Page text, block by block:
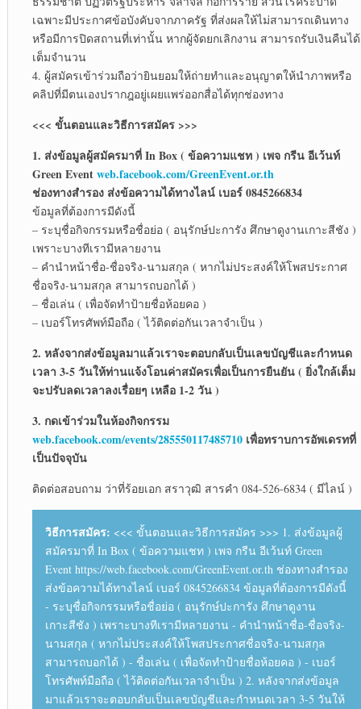
เฉพาะมีประกาศข้อบังคับจากภาครัฐ ที่ส่งผลให้ไม่สามารถเดินทาง
หรือมีการปิดสถานที่เท่านั้น หากผู้จัดยกเลิกงาน สามารถรับเงินคืนได้
เต็มจำนวน
4. ผู้สมัครเข้าร่วมถือว่ายินยอมให้ถ่ายทำและอนุญาตให้นำภาพหรือ
คลิปที่มีตนเองปรากฎอยู่เผยแพร่ออกสื่อได้ทุกช่องทาง
<<< ขั้นตอนและวิธีการสมัคร >>>
1. ส่งข้อมูลผู้สมัครมาที่ In Box ( ข้อความแชท ) เพจ กรีน อีเว้นท์
Green Eventweb.facebook.com/GreenEvent.or.th
ช่องทางสำรอง ส่งข้อความได้ทางไลน์ เบอร์ 0845266834
ข้อมูลที่ต้องการมีดังนี้
– ระบุชื่อกิจกรรมหรือชื่อย่อ ( อนุรักษ์ปะการัง ศึกษาดูงานเกาะสีชัง )
เพราะบางทีเรามีหลายงาน
– คำนำหน้าชื่อ-ชื่อจริง-นามสกุล ( หากไม่ประสงค์ให้โพสประกาศ
ชื่อจริง-นามสกุล สามารถบอกได้ )
– ชื่อเล่น ( เพื่อจัดทำป้ายชื่อห้อยคอ )
– เบอร์โทรศัพท์มือถือ ( ไว้ติดต่อกันเวลาจำเป็น )
2. หลังจากส่งข้อมูลมาแล้วเราจะตอบกลับเป็นเลขบัญชีและกำหนด
เวลา 3-5 วันให้ท่านแจ้งโอนค่าสมัครเพื่อเป็นการยืนยัน ( ยิ่งใกล้เต็ม
จะปรับลดเวลาลงเรื่อยๆ เหลือ 1-2 วัน )
3. กดเข้าร่วมในห้องกิจกรรม
web.facebook.com/events/285550117485710เพื่อทราบการอัพเดรทที่
เป็นปัจจุบัน
ติดต่อสอบถาม ว่าที่ร้อยเอก สราวุฒิ สารคำ 084-526-6834 ( มีไลน์ )
วิธีการสมัคร: <<< ขั้นตอนและวิธีการสมัคร >>> 1. ส่งข้อมูลผู้
สมัครมาที่ In Box ( ข้อความแชท ) เพจ กรีน อีเว้นท์ Green
Event https://web.facebook.com/GreenEvent.or.th ช่องทางสำรอง
ส่งข้อความได้ทางไลน์ เบอร์ 0845266834 ข้อมูลที่ต้องการมีดังนี้
- ระบุชื่อกิจกรรมหรือชื่อย่อ ( อนุรักษ์ปะการัง ศึกษาดูงาน
เกาะสีชัง ) เพราะบางทีเรามีหลายงาน - คำนำหน้าชื่อ-ชื่อจริง-
นามสกุล ( หากไม่ประสงค์ให้โพสประกาศชื่อจริง-นามสกุล
สามารถบอกได้ ) - ชื่อเล่น ( เพื่อจัดทำป้ายชื่อห้อยคอ ) - เบอร์
โทรศัพท์มือถือ ( ไว้ติดต่อกันเวลาจำเป็น ) 2. หลังจากส่งข้อมูล
มาแล้วเราจะตอบกลับเป็นเลขบัญชีและกำหนดเวลา 3-5 วันให้